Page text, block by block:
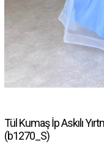
Tül Kumaş İp Askılı
(b1270_S)